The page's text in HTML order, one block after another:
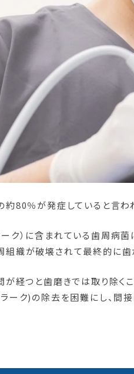
80％が発症していると言わ
ク）に含まれている歯周病菌
織が破壊されて最終的に歯
が経つと歯磨きでは取り除く
ーク)の除去を困難にし、間